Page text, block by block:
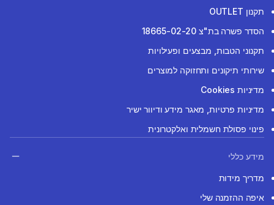
תקנון OUTLET
הסדר פשרה בת"צ 18665-02-20
תקנוני הטבות, מבצעים ופעילויות
שירותי תיקונים ותחזוקה למוצרים
מדיניות Cookies
מדיניות פרטיות, מאגר מידע ודיוור ישיר
פינוי פסולת חשמלית ואלקטרונית
מידע כללי
מדריך מידות
איפה ההזמנה שלי